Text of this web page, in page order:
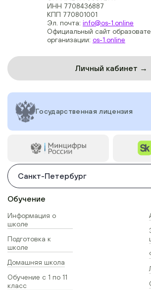
ИНН 7708436887
КПП 770801001
Эл. почта: info@os-1.online
Официальный сайт
организации: os-1.online
Личный кабинет →
Государственная лицензия
Санкт-Петербург
Обучение
Информация о
школе
Подготовка к
школе
Домашняя школа
Обучение с 1 по 11
класс